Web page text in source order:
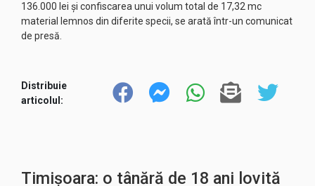
136.000 lei și confiscarea unui volum total de 17,32 mc
material lemnos din diferite specii, se arată într-un comunicat
de presă.
Distribuie
articolul:
Timișoara: o tânără de 18 ani lovită